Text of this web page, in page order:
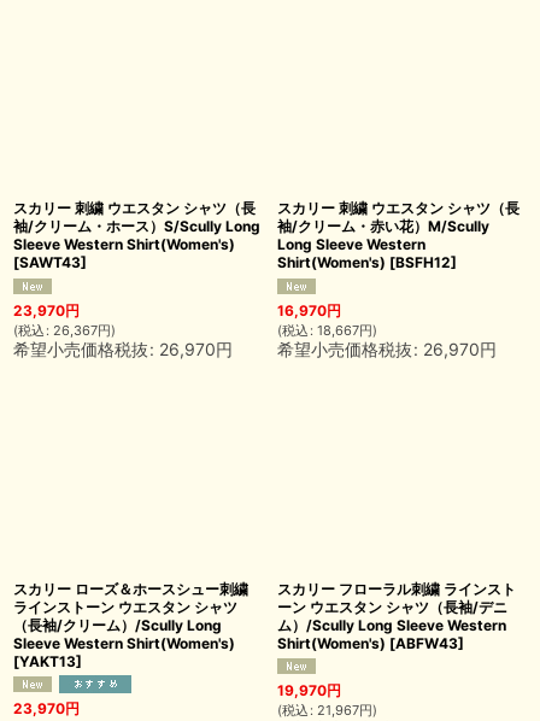
スカリー 刺繍 ウエスタン シャツ（長
袖/クリーム・ホース）S/Scully Long
Sleeve Western Shirt(Women's)
[SAWT43]
23,970円
(税込 : 26,367円)
希望小売価格税抜: 26,970円
スカリー 刺繍 ウエスタン シャツ（長
袖/クリーム・赤い花）M/Scully
Long Sleeve Western
Shirt(Women's) [BSFH12]
16,970円
(税込 : 18,667円)
希望小売価格税抜: 26,970円
スカリー ローズ＆ホースシュー刺繍
ラインストーン ウエスタン シャツ
（長袖/クリーム）/Scully Long
Sleeve Western Shirt(Women's)
[YAKT13]
23,970円
スカリー フローラル刺繍 ラインスト
ーン ウエスタン シャツ（長袖/デニ
ム）/Scully Long Sleeve Western
Shirt(Women's) [ABFW43]
19,970円
(税込 : 21,967円)